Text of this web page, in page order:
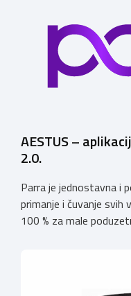
AESTUS –
2.0.
Parra je jednostavna i
primanje i čuvanje svih
100 % za male
poslovanja, bez
korisnik zna na čemu
putne naloge moći